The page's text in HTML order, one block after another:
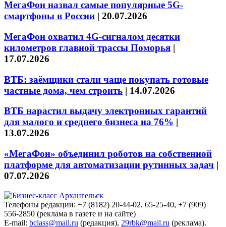
МегаФон назвал самые популярные 5G-
смартфоны в России | 20.07.2026
МегаФон охватил 4G-сигналом десятки
километров главной трассы Поморья |
17.07.2026
ВТБ: заёмщики стали чаще покупать готовые
частные дома, чем строить | 14.07.2026
ВТБ нарастил выдачу электронных гарантий
для малого и среднего бизнеса на 76% |
13.07.2026
«МегаФон» объединил роботов на собственной
платформе для автоматизации рутинных задач |
07.07.2026
Телефоны редакции: +7 (8182) 20-44-02, 65-25-40, +7 (909)
556-2850 (реклама в газете и на сайте)
E-mail: bclass@mail.ru (редакция), 29rbk@mail.ru (реклама).